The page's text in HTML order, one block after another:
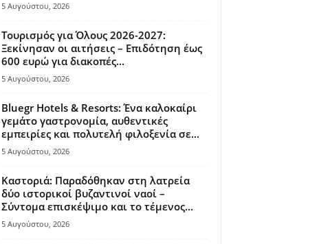
5 Αυγούστου, 2026
Τουρισμός για Όλους 2026-2027:
Ξεκίνησαν οι αιτήσεις – Επιδότηση έως
600 ευρώ για διακοπές...
5 Αυγούστου, 2026
Bluegr Hotels & Resorts: Ένα καλοκαίρι
γεμάτο γαστρονομία, αυθεντικές
εμπειρίες και πολυτελή φιλοξενία σε...
5 Αυγούστου, 2026
Καστοριά: Παραδόθηκαν στη λατρεία
δύο ιστορικοί βυζαντινοί ναοί –
Σύντομα επισκέψιμο και το τέμενος...
5 Αυγούστου, 2026